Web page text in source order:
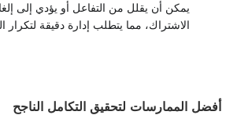
يمكن أن يقلل من التفاعل أو يؤدي إلى
الاشتراك، مما يتطلب إدارة دقيقة لتكرار
أفضل الممارسات لتحقيق التكامل الناجح